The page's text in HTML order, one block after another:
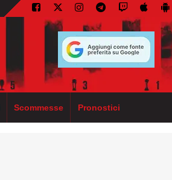
Scommesse Pronostici